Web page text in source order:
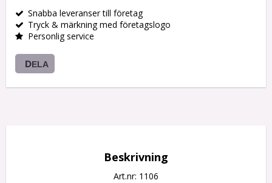
Snabba leveranser till företag
Tryck & märkning med företagslogo
Personlig service
DELA
Beskrivning
Art.nr: 1106